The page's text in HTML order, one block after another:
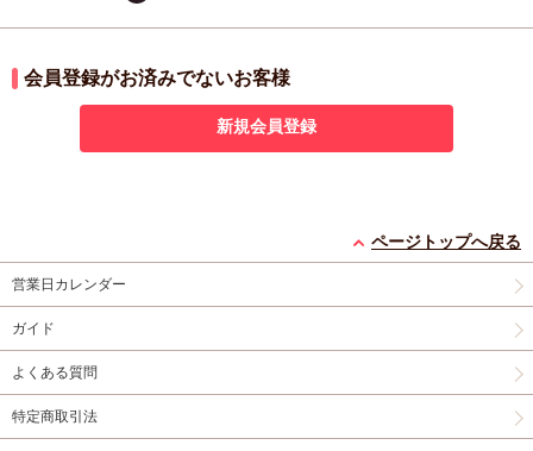
会員登録がお済みでないお客様
新規会員登録
ページトップへ戻る
営業日カレンダー
ガイド
よくある質問
特定商取引法